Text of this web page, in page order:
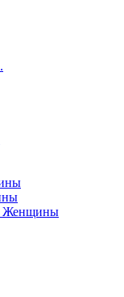
Женщины